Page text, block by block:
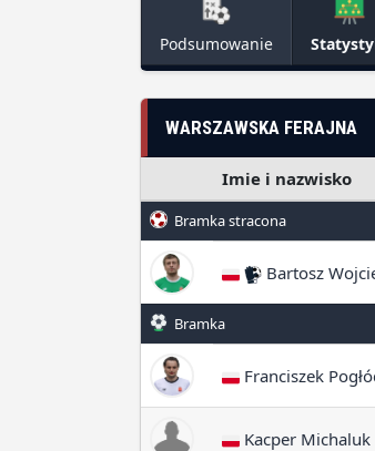
Podsumowanie
WARSZAWSKA FERAJNA
Imie i nazwisko
Bramka stracona
Bartosz
Bramka
Franciszek
Kacper Michaluk